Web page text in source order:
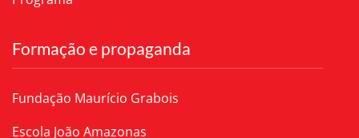
Formação e propaganda
Fundação Maurício Grabois
Escola João Amazonas